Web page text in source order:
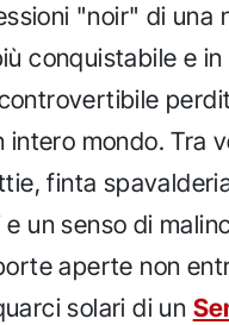
"noir" di una
conquistabile e in
intero mondo. Tra
finta
un senso di
aperte non
solari di un